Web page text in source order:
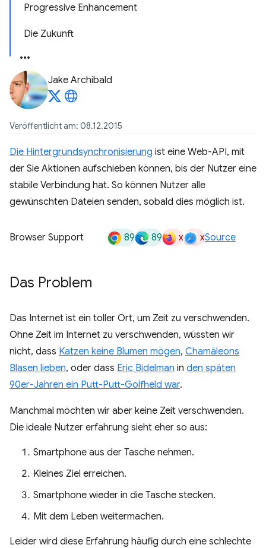
Progressive Enhancement
Die Zukunft
Jake Archibald
Veröffentlicht am: 08.12.2015
Die Hintergrundsynchronisierung ist eine Web-API, mit
der Sie Aktionen aufschieben können, bis der Nutzer eine
stabile Verbindung hat. So können Nutzer alle
gewünschten Dateien senden, sobald dies möglich ist.
Browser Support 89 89 x xSource
Das Problem
Das Internet ist ein toller Ort, um Zeit zu verschwenden.
Ohne Zeit im Internet zu verschwenden, wüssten wir
nicht, dass Katzen keine Blumen mögen, Chamäleons
Blasen lieben, oder dass Eric Bidelman in den späten
90er-Jahren ein Putt-Putt-Golfheld war.
Manchmal möchten wir aber keine Zeit verschwenden.
Die ideale Nutzer erfahrung sieht eher so aus:
Smartphone aus der Tasche nehmen.
Kleines Ziel erreichen.
Smartphone wieder in die Tasche stecken.
Mit dem Leben weitermachen.
Leider wird diese Erfahrung häufig durch eine schlechte